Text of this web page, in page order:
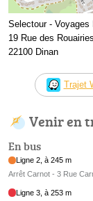
Selectour - Voyages
19 Rue des Rouairies
22100 Dinan
Trajet
Venir en
En bus
Ligne 2, à 245 m
Arrêt Carnot - 3 Rue
Ligne 3, à 253 m